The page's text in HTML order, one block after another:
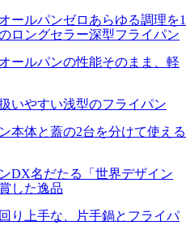
ールパンゼロ あらゆる調理を1
ロングセラー深型フライパン
オールパンの性能そのまま、軽
いやすい浅型のフライパン
本体と蓋の2台を分けて使える
DX名だたる「世界デザイン
した逸品
り上手な、片手鍋とフライパ